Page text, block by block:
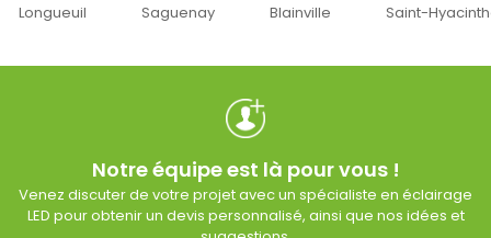
Blainville Saint-Hyacinthe Ottawa
Notre équipe est là pour vous !
Venez discuter de votre projet avec un spécialiste en éclairage
LED pour obtenir un devis personnalisé, ainsi que nos idées et